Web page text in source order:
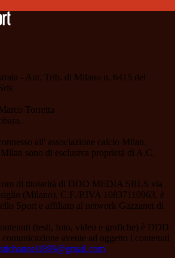
- Aut. Trib. di Milano n. 6415 del
Torretta
all' associazione calcio Milan.
sono di esclusiva proprietà di A.C.
di titolarità di DDD MEDIA SRLS via
(Milano), C.F./P.IVA 10837110963, è
Sport e affiliato al network Gazzanet di
(testi, foto, video e grafiche) è DDD
avente ad oggetto i contenuti